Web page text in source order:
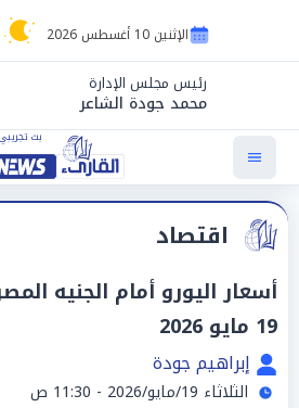
الإثنين 10 أغسطس 2026
رئيس مجلس الإدارة
محمد جودة الشاعر
اقتصاد
أسعار اليورو أمام الجنيه
19 مايو 2026
إبراهيم جودة
الثلاثاء 19/مايو/2026 - 11:30 ص